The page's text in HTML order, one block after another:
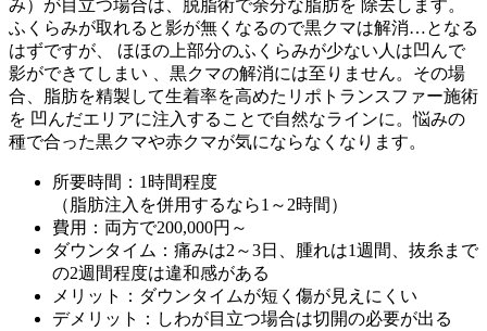
み）が目立つ場合は、脱脂術で余分な脂肪を 除去します。
ふくらみが取れると影が無くなるので黒クマは解消…となる
はずですが、 ほほの上部分のふくらみが少ない人は凹んで
影ができてしまい 、黒クマの解消には至りません。その場
合、脂肪を精製して生着率を高めたリポトランスファー施術
を 凹んだエリアに注入することで自然なラインに。悩みの
種で合った黒クマや赤クマが気にならなくなります。
所要時間：1時間程度
（脂肪注入を併用するなら1～2時間）
費用：両方で200,000円～
ダウンタイム：痛みは2～3日、腫れは1週間、抜糸まで
の2週間程度は違和感がある
メリット：ダウンタイムが短く傷が見えにくい
デメリット：しわが目立つ場合は切開の必要が出る